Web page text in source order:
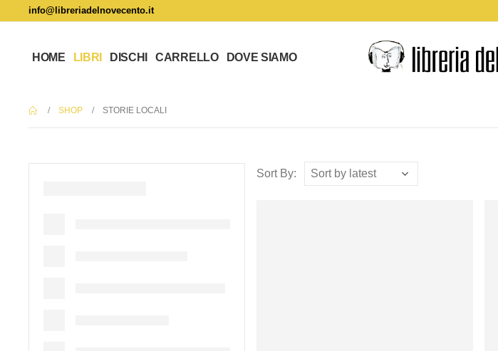
info@libreriadelnovecento.it
HOME LIBRI DISCHI CARRELLO DOVE SIAMO
SHOP STORIE LOCALI
Sort By: